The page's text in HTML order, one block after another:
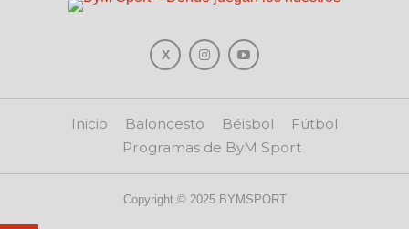
Inicio Baloncesto Béisbol
Fútbol
Programas de ByM Sport
Copyright © 2025 BYMSPORT